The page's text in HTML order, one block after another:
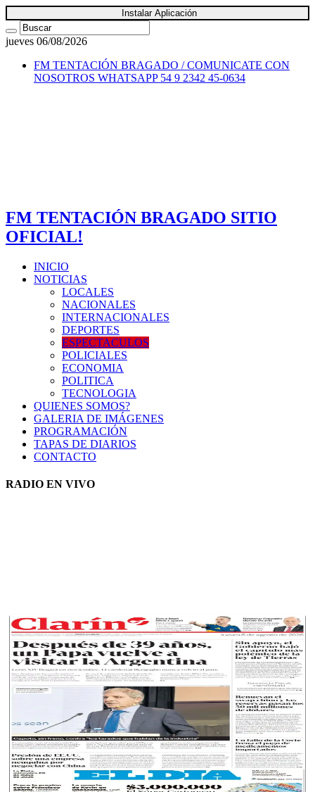
Instalar Aplicación
jueves 06/08/2026
FM TENTACIÓN BRAGADO / COMUNICATE CON
NOSOTROS WHATSAPP 54 9 2342 45-0634
FM TENTACIÓN BRAGADO SITIO
OFICIAL!
INICIO
NOTICIAS
LOCALES
NACIONALES
INTERNACIONALES
DEPORTES
ESPECTACULOS
POLICIALES
ECONOMIA
POLITICA
TECNOLOGIA
QUIENES SOMOS?
GALERIA DE IMÁGENES
PROGRAMACIÓN
TAPAS DE DIARIOS
CONTACTO
RADIO EN VIVO